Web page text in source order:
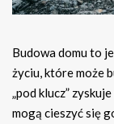
Budowa domu to
życiu, które może
„pod klucz”
mogą cieszyć się